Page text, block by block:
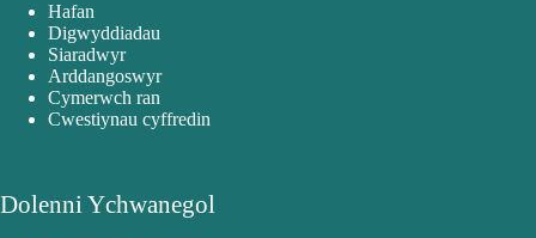
Hafan
Digwyddiadau
Siaradwyr
Arddangoswyr
Cymerwch ran
Cwestiynau cyffredin
Dolenni Ychwanegol